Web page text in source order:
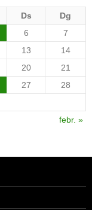
Ds
Dg
6
7
13
14
20
21
27
28
febr. »